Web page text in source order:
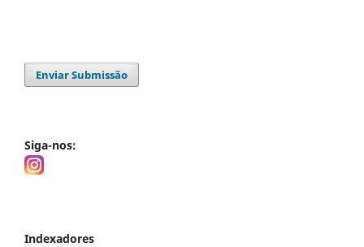
Enviar Submissão
Siga-nos:
Indexadores